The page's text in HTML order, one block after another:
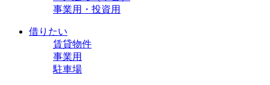
事業用・投資用
借りたい
賃貸物件
事業用
駐車場